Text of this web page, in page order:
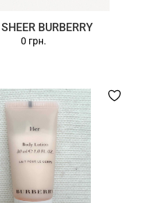
BURBERRY
0 грн.